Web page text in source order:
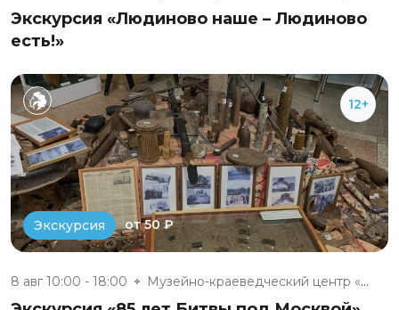
Экскурсия «Людиново наше – Людиново
есть!»
12+
Экскурсия от 50 ₽
8 авг 10:00 - 18:00 Музейно-краеведческий центр «М...